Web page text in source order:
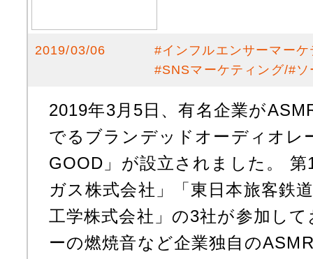
2019/03/06 #インフルエンサーマー
#SNSマーケティング #
2019年3月5日、有名企業が
でるブランデッドオーディオレ
GOOD」が設立されました。
ガス株式会社」「東日本旅客鉄
工学株式会社」の3社が参加し
ーの燃焼音など企業独自の